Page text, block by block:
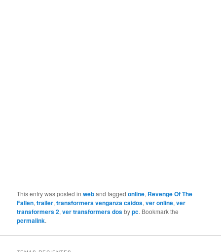
This entry was posted inweband taggedonline, Revenge Of The
Fallen,trailer,transformers venganza caidos,ver online,ver
transformers 2,ver transformers dosbypc. Bookmark the
permalink.